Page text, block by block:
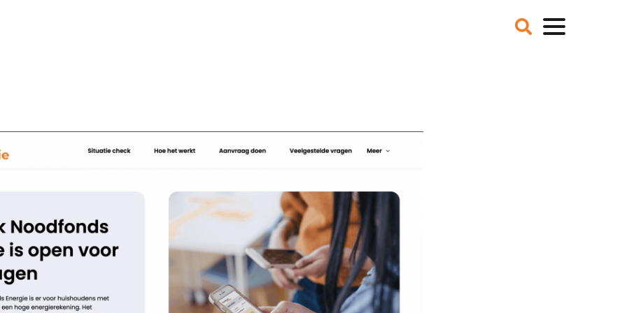
OVER ROOD
PLINKR NAZORG
COLLECTIEF SCHULDREGELEN
DE VOORZIENINGENWIJZER
NEDERLANDSE SCHULDHULPROUTE (NSR)
ONZE PARTNERS
VACATURES
OVER NCFG